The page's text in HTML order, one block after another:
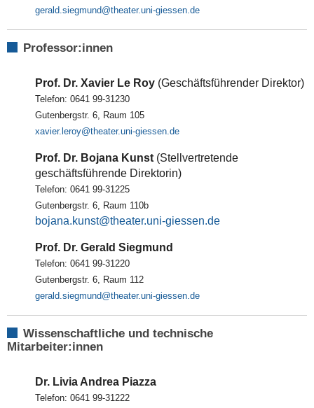
gerald.siegmund
Professor:innen
Prof. Dr. Xavier Le Roy(Geschäftsführender Direktor)
Telefon: 0641 99-31230
Gutenbergstr. 6, Raum 105
xavier.leroy
Prof. Dr. Bojana Kunst(Stellvertretende
geschäftsführende Direktorin)
Telefon: 0641 99-31225
Gutenbergstr. 6, Raum 110b
bojana.kunst
Prof. Dr. Gerald Siegmund
Telefon: 0641 99-31220
Gutenbergstr. 6, Raum 112
gerald.siegmund
Wissenschaftliche und technische
Mitarbeiter:innen
Dr. Livia Andrea Piazza
Telefon: 0641 99-31222